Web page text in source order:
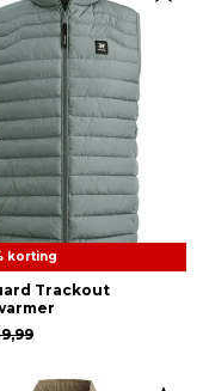
korting
Trackout